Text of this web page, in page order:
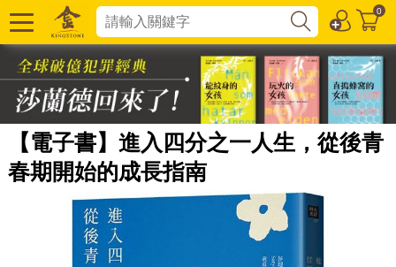
0
【電子書】進入四分之一人生，從後青
春期開始的成長指南